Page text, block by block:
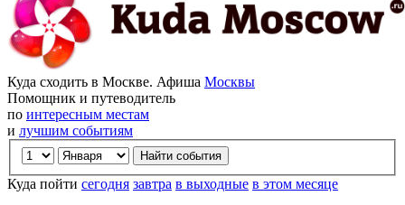
Куда сходить в Москве. Афиша Москвы
Помощник и путеводитель
по интересным местам
и лучшим событиям
Куда пойти сегодня завтра в выходные в этом месяце